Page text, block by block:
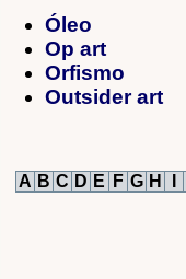
Óleo
Op art
Orfismo
Outsider art
A B C D E F G H